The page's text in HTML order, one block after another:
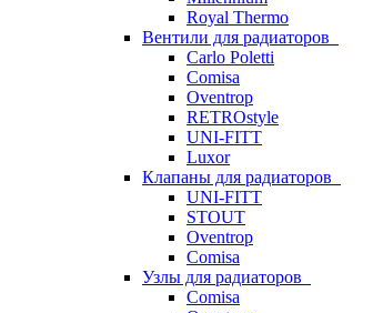
Royal Thermo
Вентили для радиаторов
Carlo Poletti
Comisa
Oventrop
RETROstyle
UNI-FITT
Luxor
Клапаны для радиаторов
UNI-FITT
STOUT
Oventrop
Comisa
Узлы для радиаторов
Comisa